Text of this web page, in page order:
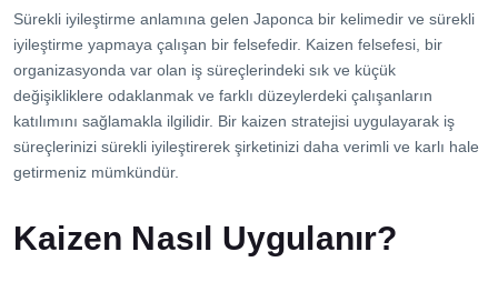
Sürekli iyileştirme anlamına gelen Japonca bir kelimedir ve sürekli
iyileştirme yapmaya çalışan bir felsefedir. Kaizen felsefesi, bir
organizasyonda var olan iş süreçlerindeki sık ve küçük
değişikliklere odaklanmak ve farklı düzeylerdeki çalışanların
katılımını sağlamakla ilgilidir. Bir kaizen stratejisi uygulayarak iş
süreçlerinizi sürekli iyileştirerek şirketinizi daha verimli ve karlı hale
getirmeniz mümkündür.
Kaizen Nasıl Uygulanır?